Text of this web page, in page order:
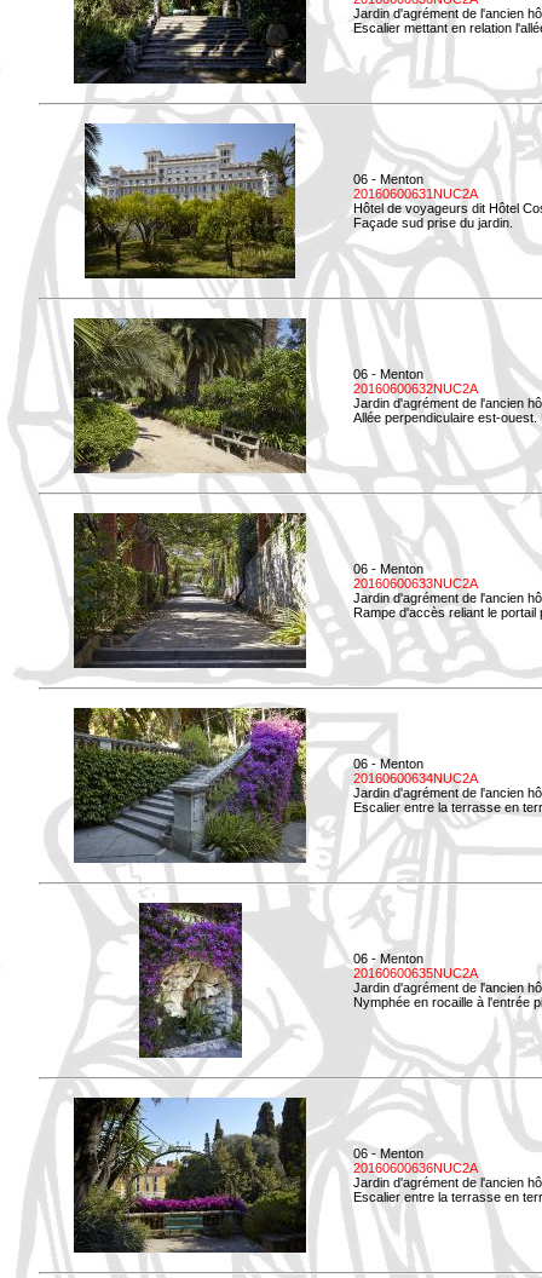
Jardin d'agrément de l'ancien
Escalier mettant en relation
06 - Menton
20160600631NUC2A
Hôtel de voyageurs dit Hôtel
Façade sud prise du jardin.
06 - Menton
20160600632NUC2A
Jardin d'agrément de l'ancien
Allée perpendiculaire est-ouest.
06 - Menton
20160600633NUC2A
Jardin d'agrément de l'ancien
Rampe d'accès reliant le portail
06 - Menton
20160600634NUC2A
Jardin d'agrément de l'ancien
Escalier entre la terrasse en
06 - Menton
20160600635NUC2A
Jardin d'agrément de l'ancien
Nymphée en rocaille à l'entrée
06 - Menton
20160600636NUC2A
Jardin d'agrément de l'ancien
Escalier entre la terrasse en